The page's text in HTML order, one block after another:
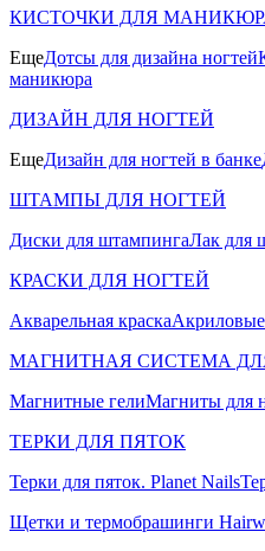
КИСТОЧКИ ДЛЯ
ЕщеДотсы для дизайна ногтей
маникюра
ДИЗАЙН ДЛЯ НОГТЕЙ
ЕщеДизайн для ногтей в банке
ШТАМПЫ ДЛЯ НОГТЕЙ
Диски для штампингаЛак для
КРАСКИ ДЛЯ НОГТЕЙ
Акварельная краскаАкриловые
МАГНИТНАЯ СИСТЕМА
Магнитные гелиМагниты для
ТЕРКИ ДЛЯ ПЯТОК
Терки для пяток. Planet Nails
Щетки и термобрашинги